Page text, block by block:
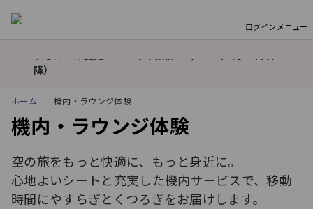
ログイン メニュー
ら
するルール変更についてのお願い（2026年4月24日以
降）
東京（羽田）－ドーハ線の運航について
モバイルバッテリーの機内持ち込み個数および充電に関
するルール変更についてのお願い（2026年4月24日以
降）
東京（羽田）－ドーハ線の運航について
モバイルバッテリーの機内持ち込み個数および充電に関
するルール変更についてのお願い（2026年4月24日以
ホーム 機内・ラウンジ体験
機内・ラウンジ体験
空の旅をもっと快適に、もっと身近に。
心地よいシートと充実した機内サービスで、移動
時間にやすらぎとくつろぎをお届けします。